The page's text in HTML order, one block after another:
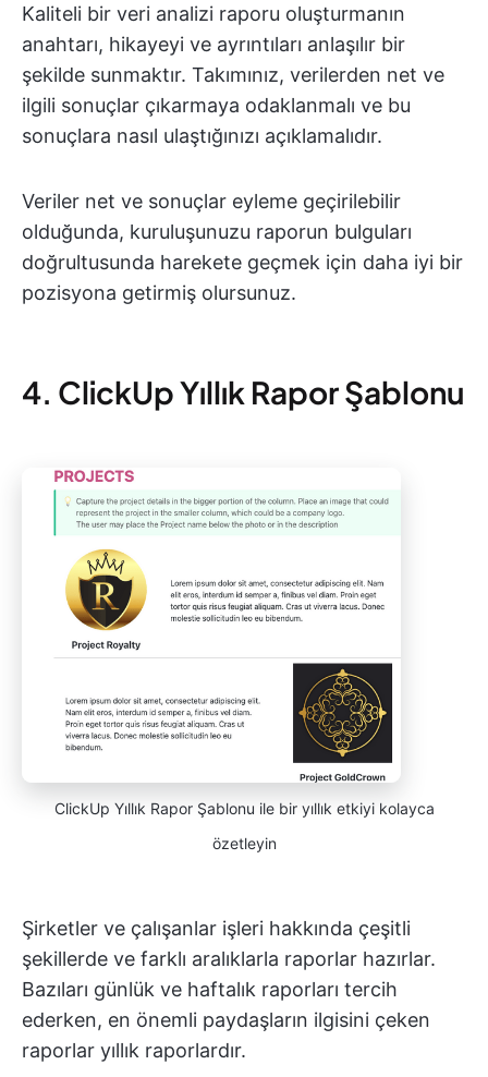
Kaliteli bir veri analizi raporu oluşturmanın
anahtarı, hikayeyi ve ayrıntıları anlaşılır bir
şekilde sunmaktır. Takımınız, verilerden net ve
ilgili sonuçlar çıkarmaya odaklanmalı ve bu
sonuçlara nasıl ulaştığınızı açıklamalıdır.
Veriler net ve sonuçlar eyleme geçirilebilir
olduğunda, kuruluşunuzu raporun bulguları
doğrultusunda harekete geçmek için daha iyi bir
pozisyona getirmiş olursunuz.
4. ClickUp Yıllık Rapor Şablonu
ClickUp Yıllık Rapor Şablonu ile bir yıllık etkiyi kolayca
özetleyin
Şirketler ve çalışanlar işleri hakkında çeşitli
şekillerde ve farklı aralıklarla raporlar hazırlar.
Bazıları günlük ve haftalık raporları tercih
ederken, en önemli paydaşların ilgisini çeken
raporlar yıllık raporlardır.